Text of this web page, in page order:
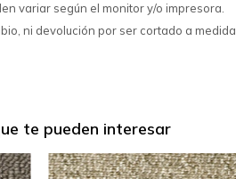
variar según el monitor y/o impresora.
ni devolución por ser cortado a medida.
te pueden interesar